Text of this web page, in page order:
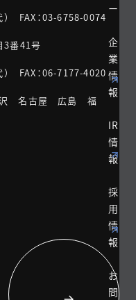
） FAX：03-6758-0074
3番41号
） FAX：06-7177-4020
名古屋 広島 福
ー
企
業
情
報
IR
情
報
採
用
情
報
お
問